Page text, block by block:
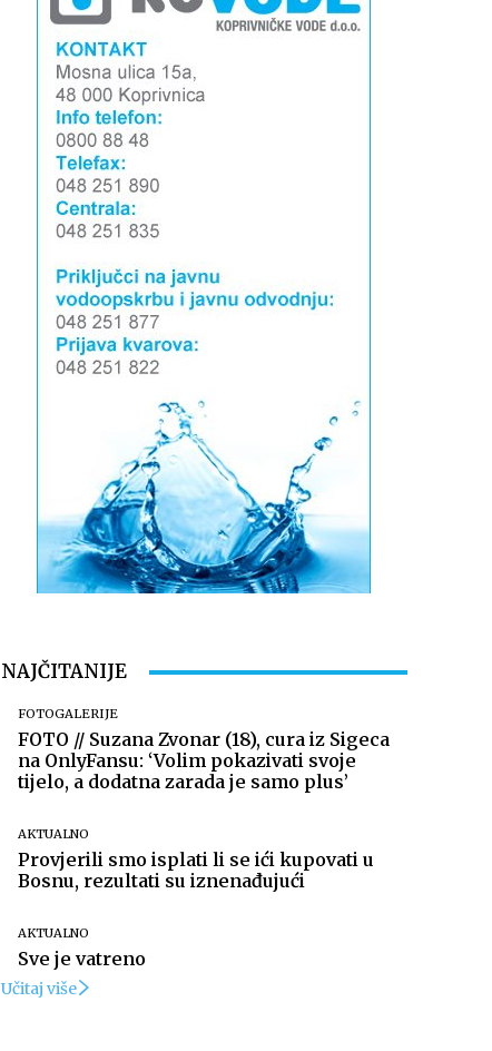
NAJČITANIJE
FOTOGALERIJE
FOTO // Suzana Zvonar (18), cura iz Sigeca
na OnlyFansu: ‘Volim pokazivati svoje
tijelo, a dodatna zarada je samo plus’
AKTUALNO
Provjerili smo isplati li se ići kupovati u
Bosnu, rezultati su iznenađujući
AKTUALNO
Sve je vatreno
Učitaj više